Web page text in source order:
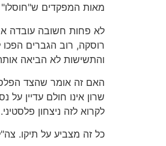
מאות המפקדים ש"חוסלו"
לא פחות חשובה עובדה
רוסקה, רוב הגברים
והתשישות לא הביאה
האם זה אומר שהצד
שרון אינו חולם עדיין
לקרוא לזה ניצחון פלסטיני.
כל זה מצביע על תיקו.